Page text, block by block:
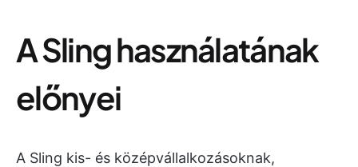
A Sling használatának
előnyei
A Sling kis- és középvállalkozásoknak,